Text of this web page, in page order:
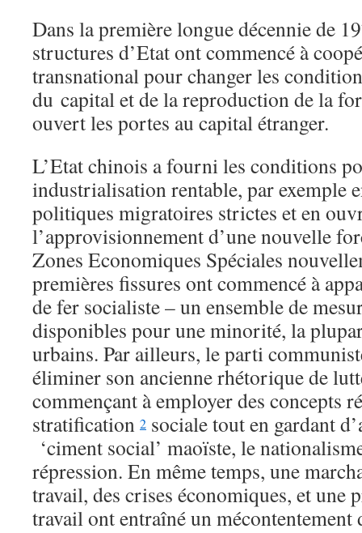
Dans la première longue décennie de
structures d’Etat ont commencé à
transnational pour changer les
du capital et de la reproduction de la
ouvert les portes au capital étranger.
L’Etat chinois a fourni les conditions
industrialisation rentable, par exemple
politiques migratoires strictes et en
l’approvisionnement d’une nouvelle
Zones Economiques Spéciales
premières fissures ont commencé à
de fer socialiste – un ensemble de
disponibles pour une minorité, la
urbains. Par ailleurs, le parti
éliminer son ancienne rhétorique de
commençant à employer des concepts
stratification 2 sociale tout en gardant
‘ciment social’ maoïste, le
répression. En même temps, une
travail, des crises économiques, et une
travail ont entraîné un mécontentement